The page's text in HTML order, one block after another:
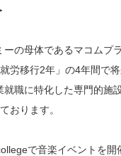
ーの母体であるマコムプ
就労移行2年」の4年間で
就職に特化した専門的施
おります。
で音楽イベントを開